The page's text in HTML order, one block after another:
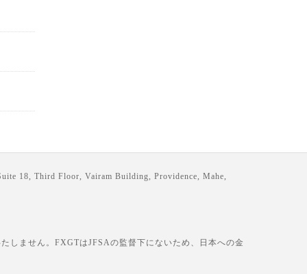
18, Third Floor, Vairam Building, Providence, Mahe,
しません。FXGTはJFSAの監督下にないため、日本への金